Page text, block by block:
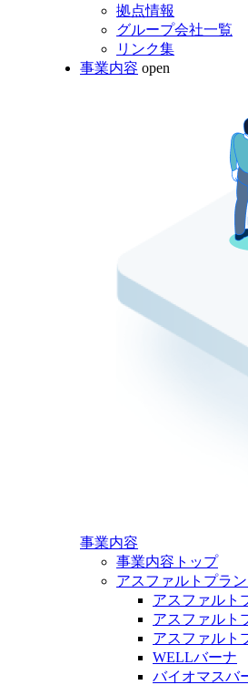
拠点情報
グループ会社一覧
リンク集
事業内容 open
事業内容
事業内容トップ
アスファルトプラ
アスファルト
アスファルト
アスファルト
WELLバーナ
バイオマスバ